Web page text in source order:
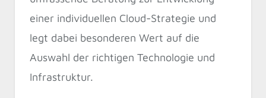
einer individuellen Cloud-Strategie und
legt dabei besonderen Wert auf die
Auswahl der richtigen Technologie und
Infrastruktur.